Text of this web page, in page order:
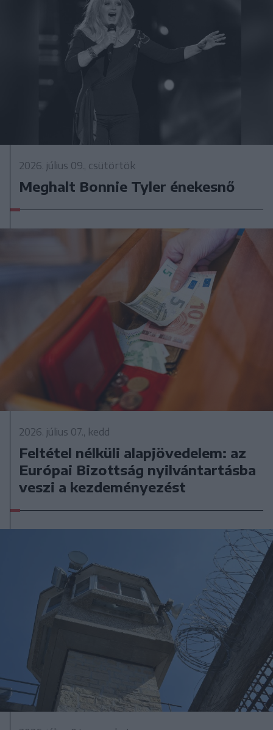
2026. július 09., csütörtök
Meghalt Bonnie Tyler énekesnő
2026. július 07., kedd
Feltétel nélküli alapjövedelem: az
Európai Bizottság nyilvántartásba
veszi a kezdeményezést